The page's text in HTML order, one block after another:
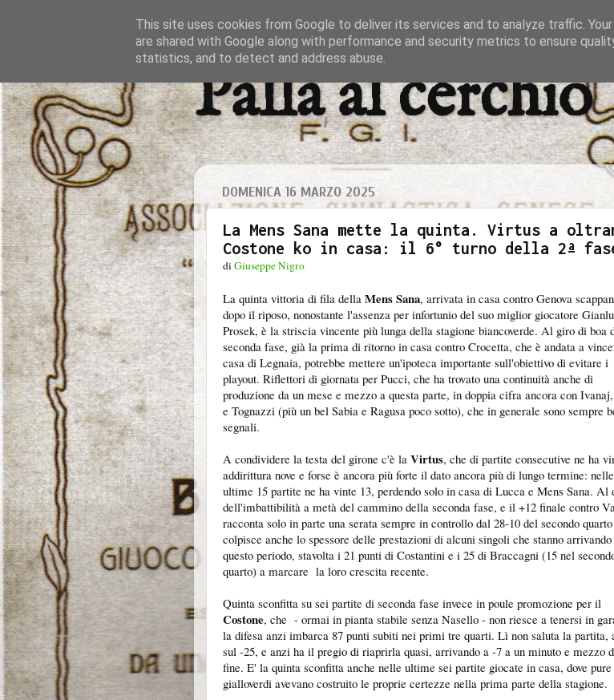
Palla al cerchio
DOMENICA 16 MARZO 2025
La Mens Sana mette la quinta. Virtus a
Costone ko in casa: il 6° turno della 2ª
diGiuseppe Nigro
La quinta vittoria di fila della Mens Sana, arrivata in casa contro Genova
dopo il riposo, nonostante l'assenza per infortunio del suo miglior giocatore
Prosek, è la striscia vincente più lunga della stagione biancoverde. Al giro di boa
seconda fase, già la prima di ritorno in casa contro Crocetta, che è andata a
casa di Legnaia, potrebbe mettere un'ipoteca importante sull'obiettivo di evitare i
playout. Riflettori di giornata per Pucci, che ha trovato una continuità anche di
produzione da un mese e mezzo a questa parte, in doppia cifra ancora con
e Tognazzi (più un bel Sabia e Ragusa poco sotto), che in generale sono sempre
segnali.
A condividere la testa del girone c'è la Virtus, che di partite consecutive ne ha
addirittura nove e forse è ancora più forte il dato ancora più di lungo termine: nelle
ultime 15 partite ne ha vinte 13, perdendo solo in casa di Lucca e Mens Sana. Al
dell'imbattibilità a metà del cammino della seconda fase, e il +12 finale contro
racconta solo in parte una serata sempre in controllo dal 28-10 del secondo
colpisce anche lo spessore delle prestazioni di alcuni singoli che stanno
questo periodo, stavolta i 21 punti di Costantini e i 25 di Braccagni (15 nel
quarto) a marcare la loro crescita recente.
Quinta sconfitta su sei partite di seconda fase invece in poule promozione per il
Costone, che - ormai in pianta stabile senza Nasello - non riesce a tenersi in
la difesa anzi imbarca 87 punti subiti nei primi tre quarti. Lì non saluta la partita,
sul -25, e anzi ha il pregio di riaprirla quasi, arrivando a -7 a un minuto e mezzo
fine. E' la quinta sconfitta anche nelle ultime sei partite giocate in casa, dove
gialloverdi avevano costruito le proprie certezze nella prima parte della stagione.
This site uses cookies from Google to deliver its services and to analyze traffic.
are shared with Google along with performance and security metrics to ensure
statistics, and to detect and address abuse.